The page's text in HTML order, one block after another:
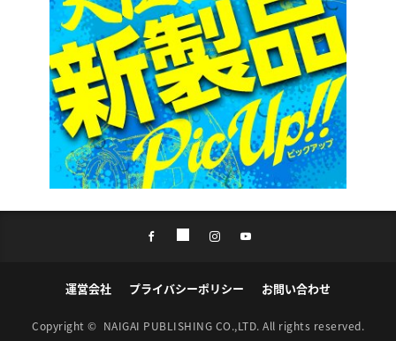
運営会社 プライバシーポリシー お問い合わせ
Copyright © NAIGAI PUBLISHING CO.,LTD. All rights reserved.